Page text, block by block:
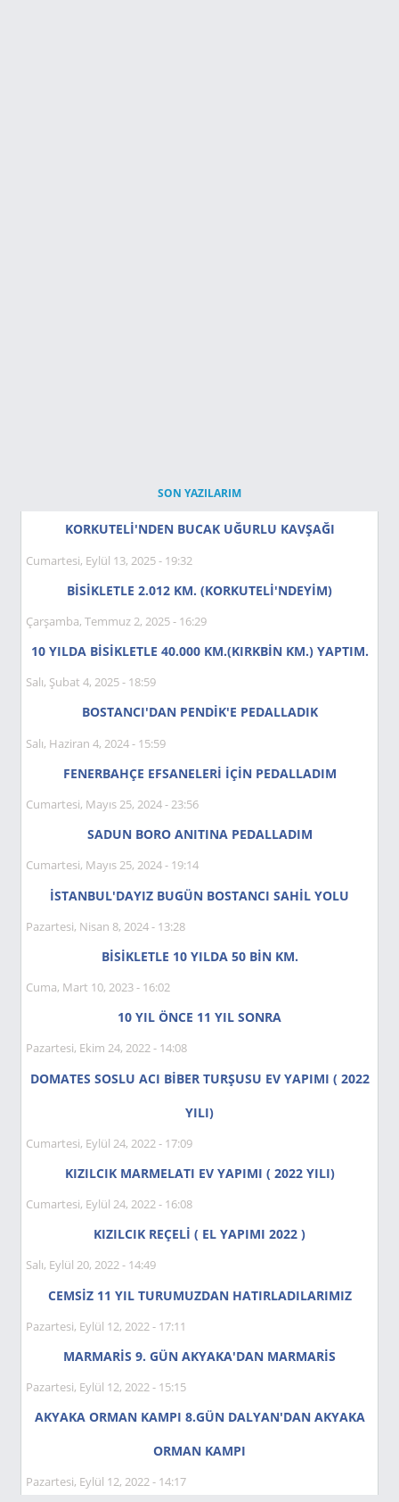
SON YAZILARIM
KORKUTELİ'NDEN BUCAK UĞURLU KAVŞAĞI
Cumartesi, Eylül 13, 2025 - 19:32
BİSİKLETLE 2.012 KM. (KORKUTELİ'NDEYIM)
Çarşamba, Temmuz 2, 2025 - 16:29
10 YILDA BİSİKLETLE 40.000 KM.(KIRKBİN KM.) YAPTIM.
Salı, Şubat 4, 2025 - 18:59
BOSTANCI'DAN PENDİK'E PEDALLADIK
Salı, Haziran 4, 2024 - 15:59
FENERBAHÇE EFSANELERİ İÇİN PEDALLADIM
Cumartesi, Mayıs 25, 2024 - 23:56
SADUN BORO ANITINA PEDALLADIM
Cumartesi, Mayıs 25, 2024 - 19:14
İSTANBUL'DAYIZ BUGÜN BOSTANCI SAHİL YOLU
Pazartesi, Nisan 8, 2024 - 13:28
BİSİKLETLE 10 YILDA 50 BİN KM.
Cuma, Mart 10, 2023 - 16:02
10 YIL ÖNCE 11 YIL SONRA
Pazartesi, Ekim 24, 2022 - 14:08
DOMATES SOSLU ACI BİBER TURŞUSU EV YAPIMI ( 2022
YILI)
Cumartesi, Eylül 24, 2022 - 17:09
KIZILCIK MARMELATI EV YAPIMI ( 2022 YILI)
Cumartesi, Eylül 24, 2022 - 16:08
KIZILCIK REÇELİ ( EL YAPIMI 2022 )
Salı, Eylül 20, 2022 - 14:49
CEMSİZ 11 YIL TURUMUZDAN HATIRLADILARIMIZ
Pazartesi, Eylül 12, 2022 - 17:11
MARMARİS 9. GÜN AKYAKA'DAN MARMARİS
Pazartesi, Eylül 12, 2022 - 15:15
AKYAKA ORMAN KAMPI 8.GÜN DALYAN'DAN AKYAKA
ORMAN KAMPI
Pazartesi, Eylül 12, 2022 - 14:17